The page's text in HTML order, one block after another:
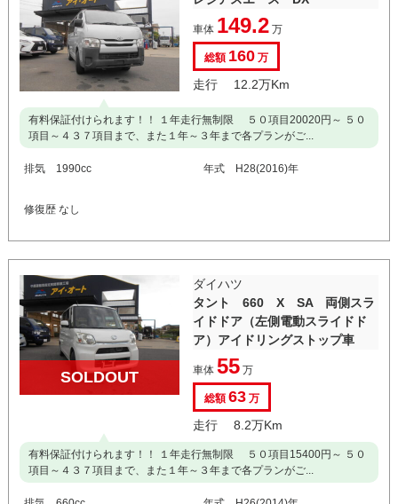
車体 149.2万
総額 160万
走行 12.2万Km
有料保証付けられます！！ １年走行無制限 ５０項目20020円～ ５０
項目～４３７項目まで、また１年～３年まで各プランがご...
排気 1990cc 年式 H28(2016)年
修復歴 なし
SOLDOUT
ダイハツ
タント 660 X SA 両側スラ
イドドア（左側電動スライドド
ア）アイドリングストップ車
車体 55万
総額63万
走行 8.2万Km
有料保証付けられます！！ １年走行無制限 ５０項目15400円～ ５０
項目～４３７項目まで、また１年～３年まで各プランがご...